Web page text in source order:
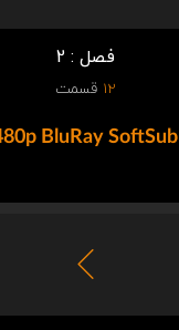
فصل : 2
12 قسمت
BluRay SoftSub